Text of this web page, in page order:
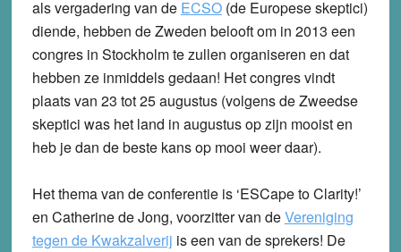
als vergadering van de ECSO(de Europese skeptici)
diende, hebben de Zweden belooft om in 2013 een
congres in Stockholm te zullen organiseren en dat
hebben ze inmiddels gedaan! Het congres vindt
plaats van 23 tot 25 augustus (volgens de Zweedse
skeptici was het land in augustus op zijn mooist en
heb je dan de beste kans op mooi weer daar).
Het thema van de conferentie is ‘ESCape to Clarity!’
en Catherine de Jong, voorzitter van deVereniging
tegen de Kwakzalverij is een van de sprekers! De